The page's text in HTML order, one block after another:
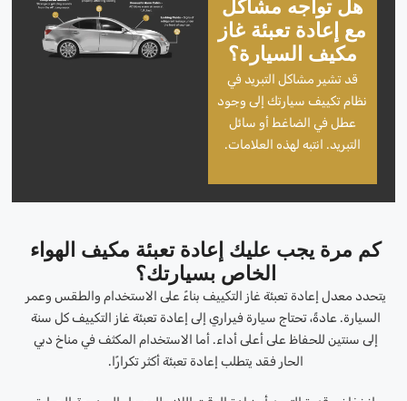
هل تواجه مشاكل
مع إعادة تعبئة غاز
مكيف السيارة؟
قد تشير مشاكل التبريد في
نظام تكييف سيارتك إلى وجود
عطل في الضاغط أو سائل
التبريد. انتبه لهذه العلامات.
كم مرة يجب عليك إعادة تعبئة مكيف الهواء
الخاص بسيارتك؟
يتحدد معدل إعادة تعبئة غاز التكييف بناءً على الاستخدام والطقس وعمر
السيارة. عادةً، تحتاج سيارة فيراري إلى إعادة تعبئة غاز التكييف كل سنة
إلى سنتين للحفاظ على أعلى أداء. أما الاستخدام المكثف في مناخ دبي
الحار فقد يتطلب إعادة تعبئة أكثر تكرارًا.